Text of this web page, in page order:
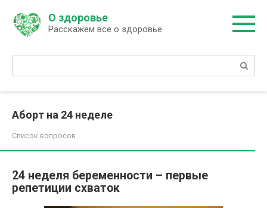
контенту
О здоровье
Расскажем все о здоровье
Поиск:
Аборт на 24 неделе
Список вопросов
24 неделя беременности – первые
репетиции схваток